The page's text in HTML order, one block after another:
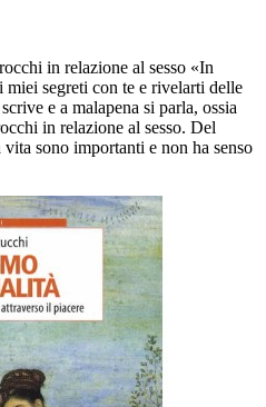
in relazione al sesso «In
segreti con te e rivelarti delle
e a malapena si parla, ossia
in relazione al sesso. Del
sono importanti e non ha senso